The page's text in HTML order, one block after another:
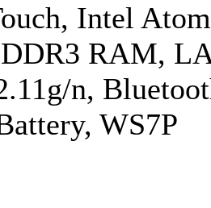
Intel
RAM,
n,
WS7P